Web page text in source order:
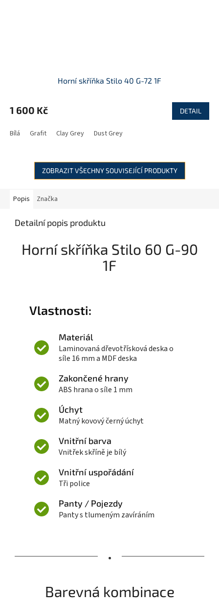
Horní skříňka Stilo 40 G-72 1F
1 600 Kč DETAIL
Bílá Grafit Clay Grey Dust Grey
ZOBRAZIT VŠECHNY SOUVISEJÍCÍ PRODUKTY
Popis Značka
Detailní popis produktu
Horní skříňka Stilo 60 G-90
1F
Vlastnosti:
Materiál
Laminovaná dřevotřísková deska o
síle 16 mm a MDF deska
Zakončené hrany
ABS hrana o síle 1 mm
Úchyt
Matný kovový černý úchyt
Vnitřní barva
Vnitřek skříně je bílý
Vnitřní uspořádání
Tři police
Panty / Pojezdy
Panty s tlumeným zavíráním
•
Barevná kombinace